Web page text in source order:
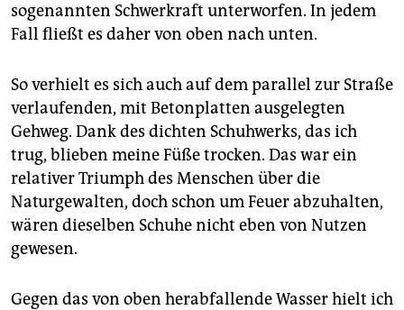
fragen & hilfe
abo
genossenschaft
epaper login
sogenannten Schwerkraft unterworfen. In jedem
Fall fließt es daher von oben nach unten.
So verhielt es sich auch auf dem parallel zur Straße
verlaufenden, mit Betonplatten ausgelegten
Gehweg. Dank des dichten Schuhwerks, das ich
trug, blieben meine Füße trocken. Das war ein
relativer Triumph des Menschen über die
Naturgewalten, doch schon um Feuer abzuhalten,
wären dieselben Schuhe nicht eben von Nutzen
gewesen.
Gegen das von oben herabfallende Wasser hielt ich